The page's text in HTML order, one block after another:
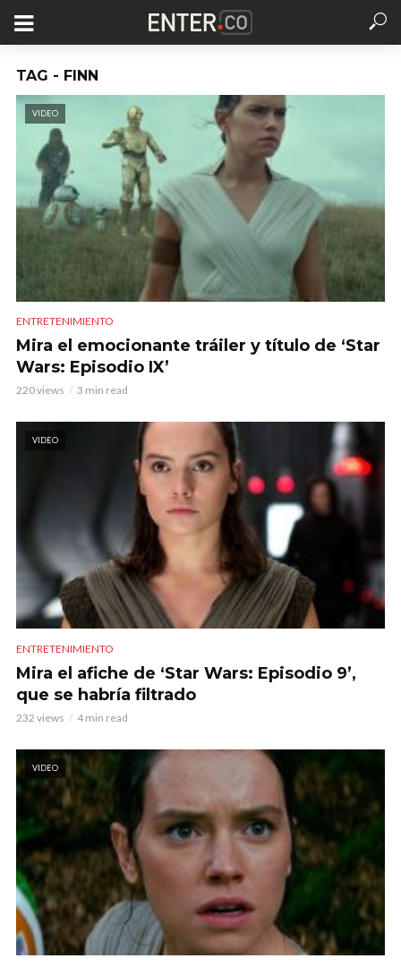
TAG - FINN
VIDEO
ENTRETENIMIENTO
Mira el emocionante tráiler y título de ‘Star
Wars: Episodio IX’
220 views 3 min read
VIDEO
ENTRETENIMIENTO
Mira el afiche de ‘Star Wars: Episodio 9’,
que se habría filtrado
232 views 4 min read
VIDEO